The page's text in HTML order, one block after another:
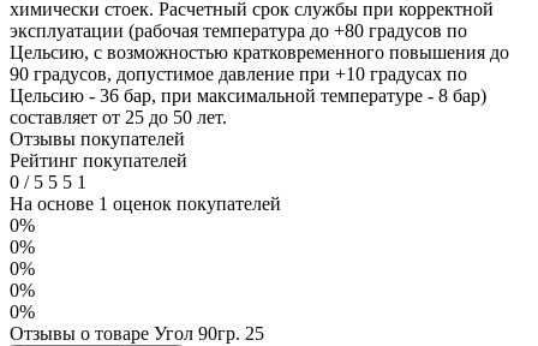
химически стоек. Расчетный срок службы при корректной
эксплуатации (рабочая температура до +80 градусов по
Цельсию, с возможностью кратковременного повышения до
90 градусов, допустимое давление при +10 градусах по
Цельсию - 36 бар, при максимальной температуре - 8 бар)
составляет от 25 до 50 лет.
Отзывы покупателей
Рейтинг покупателей
0 /5 5 5 1
На основе 1 оценок покупателей
0%
0%
0%
0%
0%
Отзывы о товаре Угол 90гр. 25